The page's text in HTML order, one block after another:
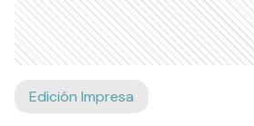
Edición Impresa